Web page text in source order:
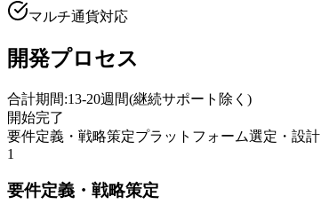
マルチ通貨対応
開発プロセス
合計期間:13-20週間(継続サポート除く )
開始完了
要件定義・戦略策定プラットフォーム選定・設計
1
要件定義・戦略策定